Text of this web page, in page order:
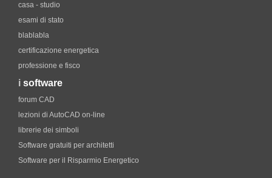
casa - studio
esami di stato
blablabla
certificazione energetica
professione e fisco
i software
forum CAD
lezioni di AutoCAD on-line
librerie dei simboli
Software gratuiti per architetti
Software per il Risparmio Energetico